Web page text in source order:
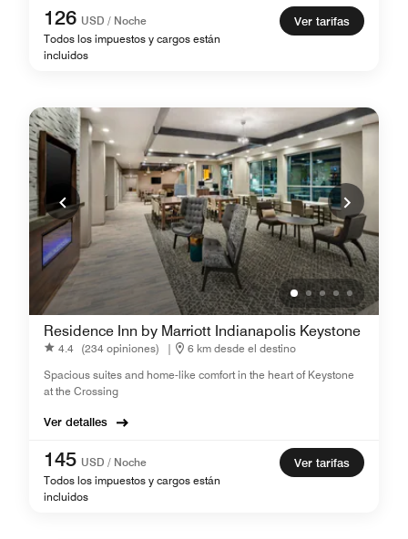
126 USD / Noche
Todos los impuestos y cargos están
incluidos
Ver tarifas
Residence Inn by Marriott Indianapolis Keystone
4.4 (234 opiniones) |
6 km desde el destino
Spacious suites and home-like comfort in the heart of Keystone
at the Crossing
Ver detalles
145 USD / Noche
Todos los impuestos y cargos están
incluidos
Ver tarifas